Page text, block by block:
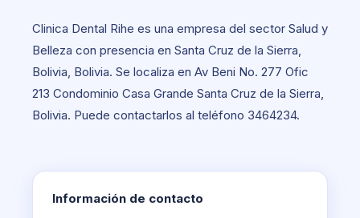
Clinica Dental Rihe es una empresa del sector Salud y
Belleza con presencia en Santa Cruz de la Sierra,
Bolivia, Bolivia. Se localiza en Av Beni No. 277 Ofic
213 Condominio Casa Grande Santa Cruz de la Sierra,
Bolivia. Puede contactarlos al teléfono 3464234.
Información de contacto